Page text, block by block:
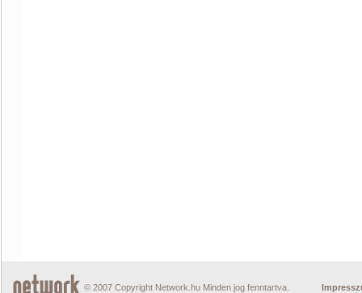
© 2007 Copyright Network.hu Minden jog fenntartva.